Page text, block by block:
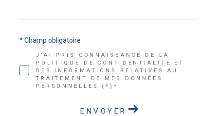
J'AI PRIS CONNAISSANCE DE LA
POLITIQUE DE CONFIDENTIALITÉ ET
DES INFORMATIONS RELATIVES AU
TRAITEMENT DE MES DONNÉES
PERSONNELLES (*)*
* Champ obligatoire
ENVOYER